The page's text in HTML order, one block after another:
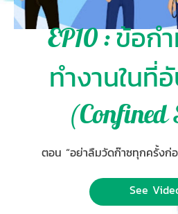
EP10 : ข้อก
ทำงานในที่
(Confined
ตอน “อย่าลืมวัดก๊าซทุกครั้งก่
See